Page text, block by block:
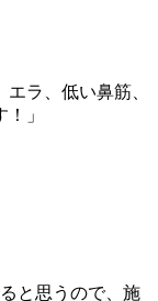
ラ、低い鼻筋、
」
と思うので、施